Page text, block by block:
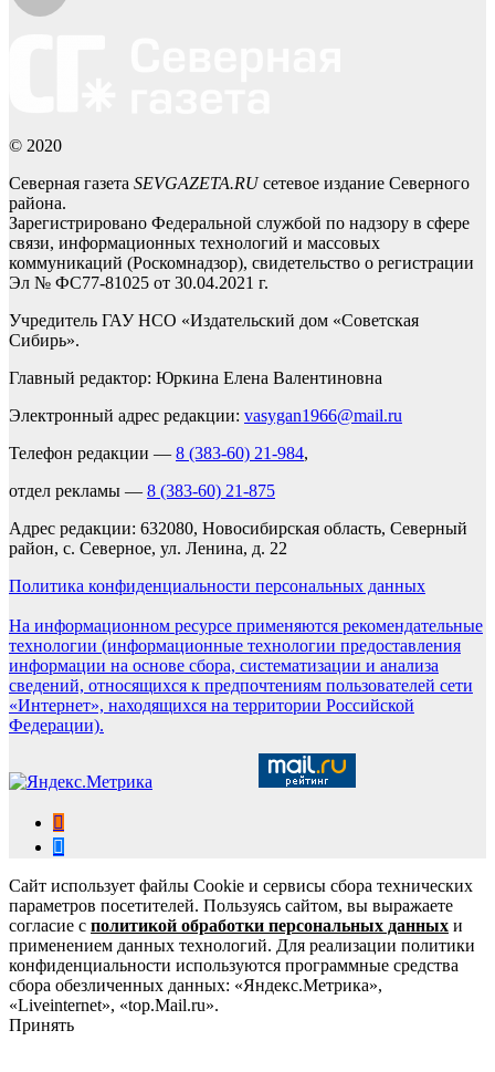
© 2020
Северная газета SEVGAZETA.RUсетевое издание Северного
района.
Зарегистрировано Федеральной службой по надзору в сфере
связи, информационных технологий и массовых
коммуникаций (Роскомнадзор), свидетельство о регистрации
Эл № ФС77-81025 от 30.04.2021 г.
Учредитель ГАУ НСО «Издательский дом «Советская
Сибирь».
Главный редактор: Юркина Елена Валентиновна
Электронный адрес редакции: vasygan1966@mail.ru
Телефон редакции — 8 (383-60) 21-984,
отдел рекламы — 8 (383-60) 21-875
Адрес редакции: 632080, Новосибирская область, Северный
район, с. Северное, ул. Ленина, д. 22
Политика конфиденциальности персональных данных
На информационном ресурсе применяются рекомендательные
технологии (информационные технологии предоставления
информации на основе сбора, систематизации и анализа
сведений, относящихся к предпочтениям пользователей сети
«Интернет», находящихся на территории Российской
Федерации).
Сайт использует файлы Cookie и сервисы сбора технических
параметров посетителей. Пользуясь сайтом, вы выражаете
согласие с политикой обработки персональных данных и
применением данных технологий. Для реализации политики
конфиденциальности используются программные средства
сбора обезличенных данных: «Яндекс.Метрика»,
«Liveinternet», «top.Mail.ru».
Принять